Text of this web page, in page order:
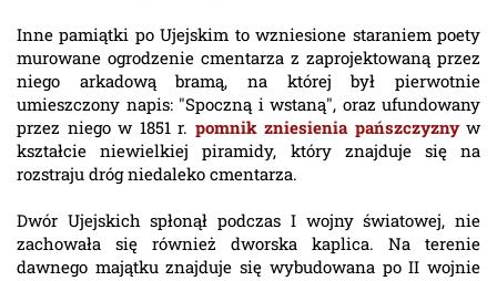
Inne pamiątki po Ujejskim to wzniesione staraniem poety
murowane ogrodzenie cmentarza z zaprojektowaną przez
niego arkadową bramą, na której był pierwotnie
umieszczony napis: "Spoczną i wstaną", oraz ufundowany
przez niego w 1851 r. pomnik zniesienia pańszczyznyw
kształcie niewielkiej piramidy, który znajduje się na
rozstraju dróg niedaleko cmentarza.
Dwór Ujejskich spłonął podczas I wojny światowej, nie
zachowała się również dworska kaplica. Na terenie
dawnego majątku znajduje się wybudowana po II wojnie